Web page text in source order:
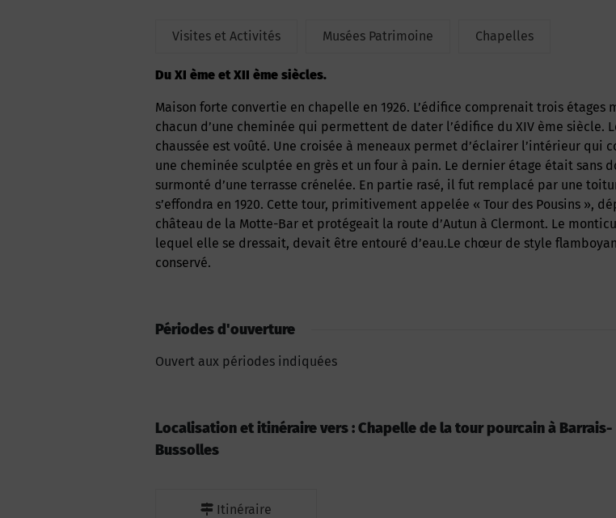
Visites et Activités Musées Patrimoine Chapelles
du XI ème et XII ème siècles.
Maison forte convertie en chapelle en 1926. L’édifice comprenait trois étages munis
chacun d’une cheminée qui permettent de dater l’édifice du XIV ème siècle.
chaussée est voûté. Une croisée à meneaux permet d’éclairer l’intérieur qui
une cheminée sculptée en grès et un four à pain. Le dernier étage était sans
surmonté d’une terrasse crénelée. En partie rasé, il fut remplacé par une
s’effondra en 1920. Cette tour, primitivement appelée « Tour des Pousins »,
château de la Motte-Bar et protégeait la route d’Autun à Clermont. Le
lequel elle se dressait, devait être entouré d’eau.Le chœur de style
conservé.
Périodes d'ouverture
Ouvert aux périodes indiquées
Localisation et itinéraire vers : Chapelle de la tour pourcain à Barrais-
Bussolles
Itinéraire